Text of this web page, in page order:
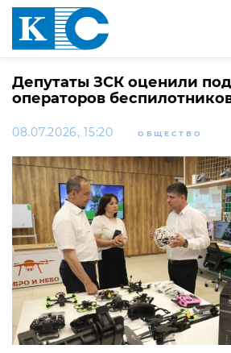
Депутаты ЗСК оценили
операторов
08.07.2026, 15:20 ОБЩЕСТВО